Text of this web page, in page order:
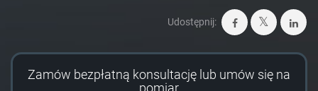
Udostępnij:
Zamów bezpłatną konsultację lub umów się na
pomiar